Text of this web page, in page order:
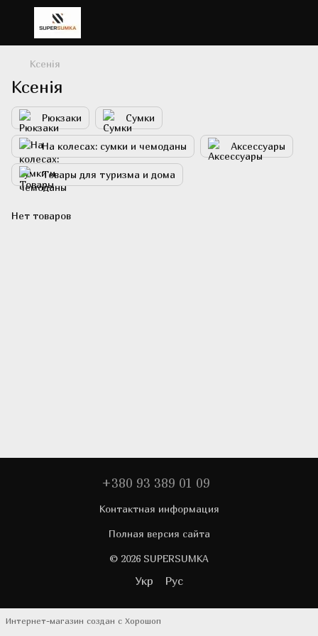
Ксенія
Ксенія
Рюкзаки Сумки
На колесах: сумки и чемоданы Аксессуары
Товары для туризма и дома
Нет товаров
+380 93 389 01 09
Контактная информация
Полная версия сайта
© 2026 SUPERSUMKA
Укр Рус
Интернет-магазин создан с Хорошоп